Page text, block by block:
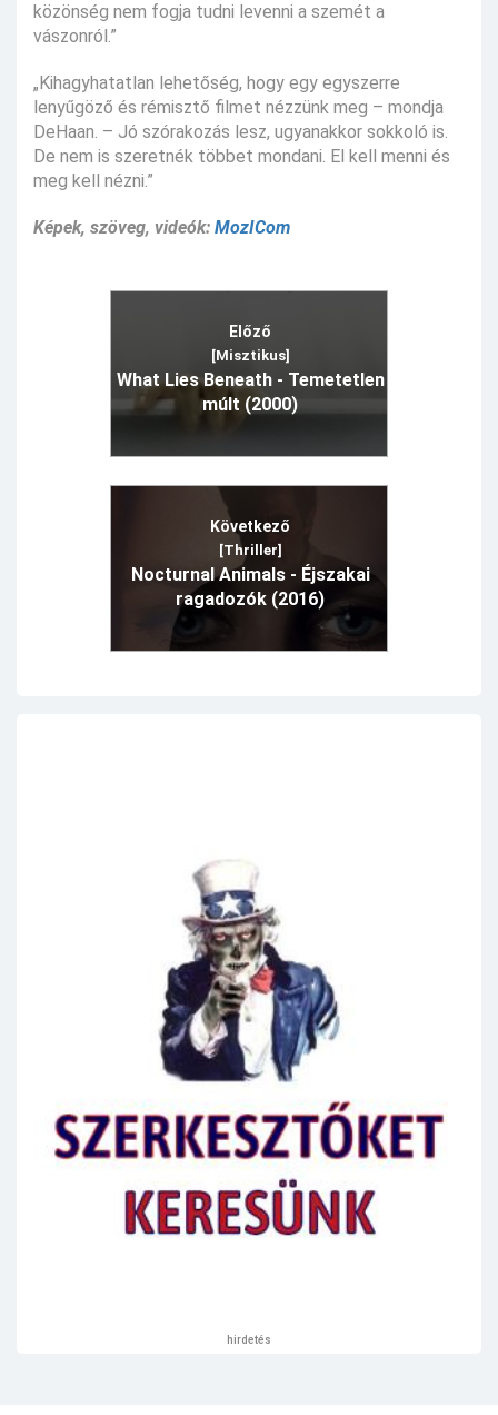
közönség nem fogja tudni levenni a szemét a
vászonról.”
„Kihagyhatatlan lehetőség, hogy egy egyszerre
lenyűgöző és rémisztő filmet nézzünk meg – mondja
DeHaan. – Jó szórakozás lesz, ugyanakkor sokkoló is.
De nem is szeretnék többet mondani. El kell menni és
meg kell nézni.”
Képek, szöveg, videók: MozICom
Előző
[Misztikus]
What Lies Beneath - Temetetlen
múlt (2000)
Következő
[Thriller]
Nocturnal Animals - Éjszakai
ragadozók (2016)
hirdetés